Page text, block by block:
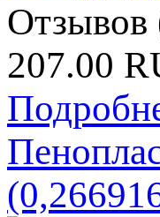
Отзывов
207.00